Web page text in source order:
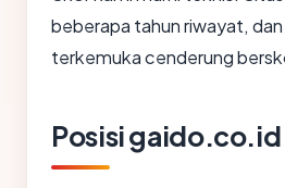
beberapa tahun riwayat,
terkemuka cenderung
Posisi gaido.co.id